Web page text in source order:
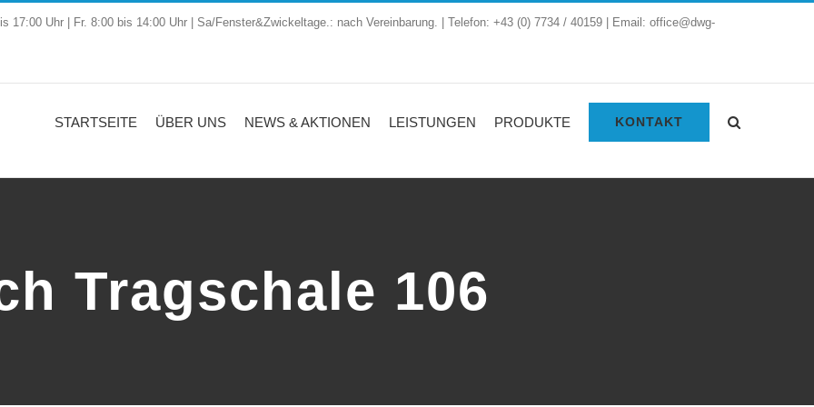
17:00 Uhr | Fr. 8:00 bis 14:00 Uhr | Sa/Fenster&Zwickeltage.: nach Vereinbarung. | Telefon: +43 (0) 7734 / 40159 | Email: office@dwg-
STARTSEITE ÜBER UNS NEWS & AKTIONEN LEISTUNGEN PRODUKTE KONTAKT
Tragschale 106